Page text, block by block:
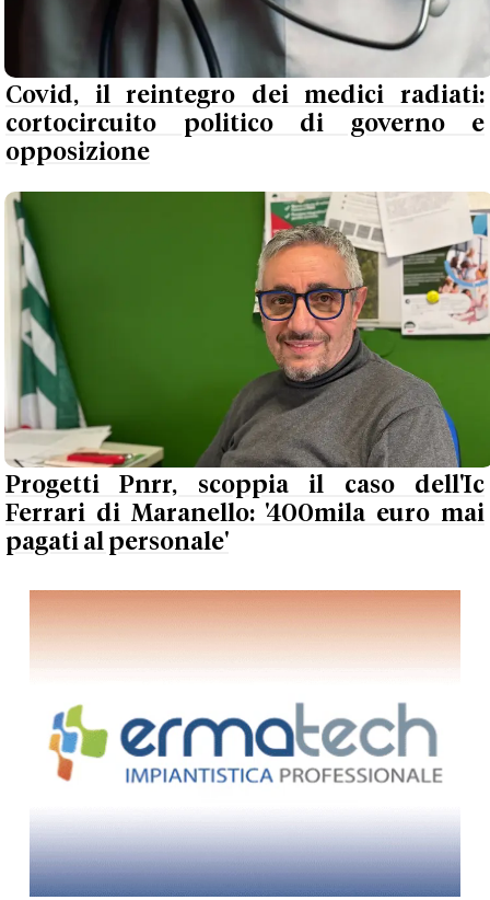
Covid, il reintegro dei medici radiati:
cortocircuito politico di governo e
opposizione
Progetti Pnrr, scoppia il caso dell'Ic
Ferrari di Maranello: '400mila euro mai
pagati al personale'